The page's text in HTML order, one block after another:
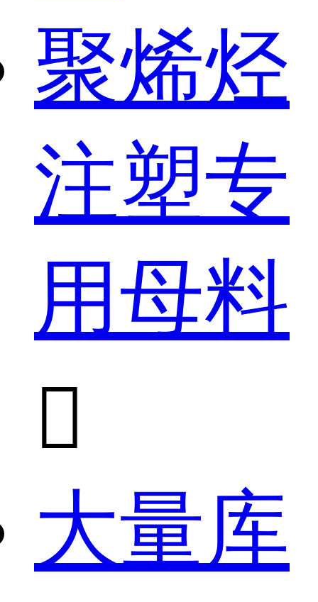
聚烯烃
注塑专
用母料

大量库